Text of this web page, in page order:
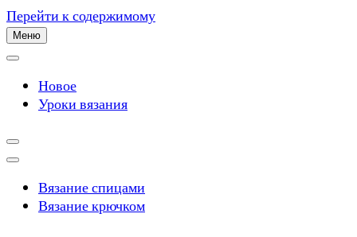
Перейти к содержимому
Меню
Новое
Уроки вязания
Вязание спицами
Вязание крючком